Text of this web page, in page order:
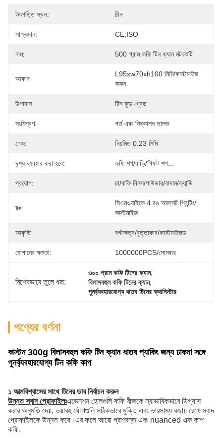
উৎপত্তি স্থল: চীন
সাক্ষ্যদান: CE,ISO
নাম: 500 গ্রাম কফি টিন ক্যান মটরশুটি
আকার:
L95xw70xh100 মিমি/কাস্টমাইজ
করুন
উপাদান: টিন ফুড গ্রেড
সংমিশ্রণ: গর্ত এবং নিষ্কাশন ভালভ
গেজ: নিয়মিত 0.23 মিমি
দৃশ্য ব্যবহার করা হবে: কফি শপ/বাড়ি/গিফট শপ...
প্রয়োগ: চা/কফি বিনস/পাউডার/বাদাম/ক্যান্ডি
রঙ:
সিএমওয়াইকে 4 রঙ অফসেট প্রিন্টিং/
কাস্টমাইজ
আকৃতি: বর্গক্ষেত্র/বৃত্তাকার/কাস্টমাইজড
যোগানের ক্ষমতা: 1000000PCS/সোমবার
বিশেষভাবে তুলে ধরা:
৩০০ গ্রাম কফি টিনের ক্যান,
বিলাসবহুল কফি টিনের ক্যান,
পুনর্ব্যবহারযোগ্য ধাতব টিনের ক্যানিস্টার
পণ্যের বর্ণনা
কাস্টম 300g বিলাসবহুল কফি টিন ক্যান ধাতব প্যাকিং জন্য ঢাকনা সঙ্গে
পুনর্ব্যবহারযোগ্য টিন কফি কাপ
১ আত্মবিশ্বাসের সাথে টিনের ডাব নির্বাচন করুন
উন্নত স্বাদ প্রোফাইলঃএভেনশন হোলগুলি কফি বীজকে স্বাভাবিকভাবে ডিগ্যাস
করার অনুমতি দেয়, ভয়াবহ যৌগগুলি সঠিকভাবে মুক্তি এবং ভারসাম্য বজায় রেখে স্বাদ
প্রোফাইলকে উন্নত করে।এর ফলে আরো প্রাণবন্ত এবং nuanced এক কাপ
কফি.